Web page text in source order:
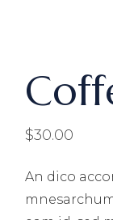
$30.00
An dico